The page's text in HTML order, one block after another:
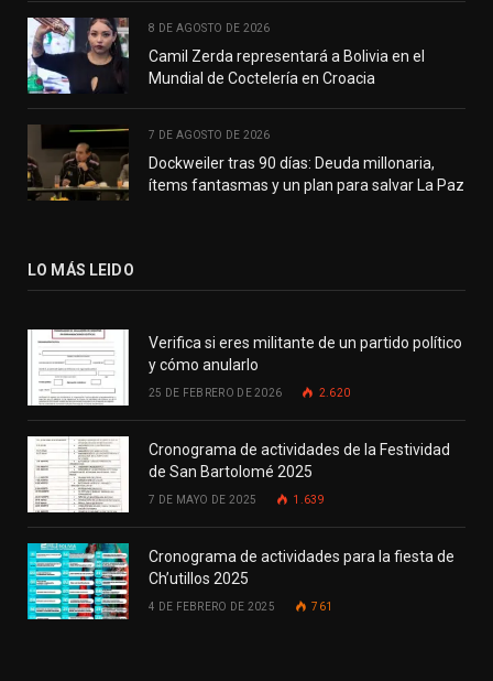
8 DE AGOSTO DE 2026
Camil Zerda representará a Bolivia en el
Mundial de Coctelería en Croacia
7 DE AGOSTO DE 2026
Dockweiler tras 90 días: Deuda millonaria,
ítems fantasmas y un plan para salvar La Paz
LO MÁS LEIDO
Verifica si eres militante de un partido político
y cómo anularlo
25 DE FEBRERO DE 2026 2.620
Cronograma de actividades de la Festividad
de San Bartolomé 2025
7 DE MAYO DE 2025 1.639
Cronograma de actividades para la fiesta de
Ch’utillos 2025
4 DE FEBRERO DE 2025 761